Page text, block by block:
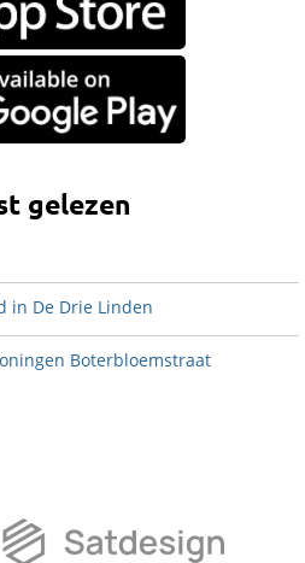
gelezen
in De Drie Linden
Boterbloemstraat